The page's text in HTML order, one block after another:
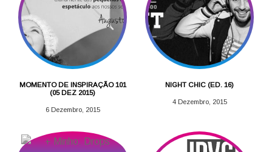
MOMENTO DE INSPIRAÇÃO 101
(05 DEZ 2015)
6 Dezembro, 2015
NIGHT CHIC (ED. 16)
4 Dezembro, 2015